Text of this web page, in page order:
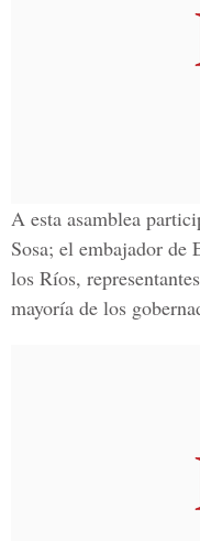
A esta asamblea
Sosa; el embajador de
los Ríos,
mayoría de los